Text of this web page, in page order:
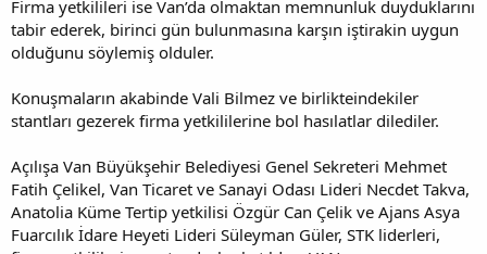
Firma yetkilileri ise Van’da olmaktan memnunluk duyduklarını
tabir ederek, birinci gün bulunmasına karşın iştirakin uygun
olduğunu söylemiş olduler.
Konuşmaların akabinde Vali Bilmez ve birlikteindekiler
stantları gezerek firma yetkililerine bol hasılatlar dilediler.
Açılışa Van Büyükşehir Belediyesi Genel Sekreteri Mehmet
Fatih Çelikel, Van Ticaret ve Sanayi Odası Lideri Necdet Takva,
Anatolia Küme Tertip yetkilisi Özgür Can Çelik ve Ajans Asya
Fuarcılık İdare Heyeti Lideri Süleyman Güler, STK liderleri,